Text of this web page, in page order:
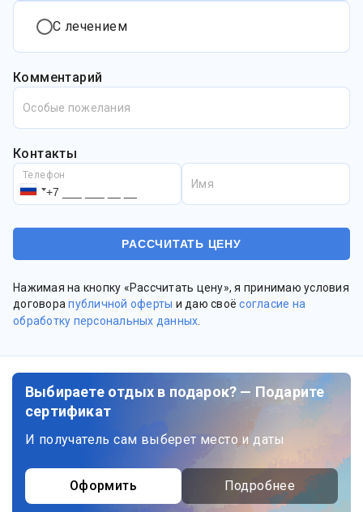
С лечением
Комментарий
Особые пожелания
Контакты
Телефон
Имя
Нажимая на кнопку «Рассчитать цену», я принимаю условия
договорапубличной оферты и даю своёсогласие на
обработку персональных данных
Выбираете отдых в подарок? — Подарите
сертификат
И получатель сам выберет место и даты
Оформить Подробнее